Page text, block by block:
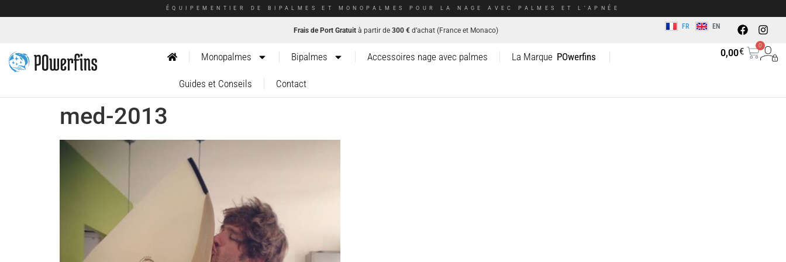
ÉQUIPEMENTIER DE BIPALMES ET MONOPALMES POUR LA NAGE AVEC PALMES ET L’APNÉE
Frais de Port Gratuit à partir de300 € d’achat (France et Monaco) FR EN
Monopalmes Bipalmes Accessoires nage avec palmes La Marque POwerfins
Guides et Conseils Contact
0,00€
0
med-2013